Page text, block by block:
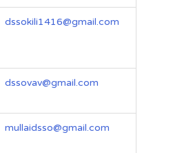
dssokili1416@gmail.com
dssovav@gmail.com
mullaidsso@gmail.com